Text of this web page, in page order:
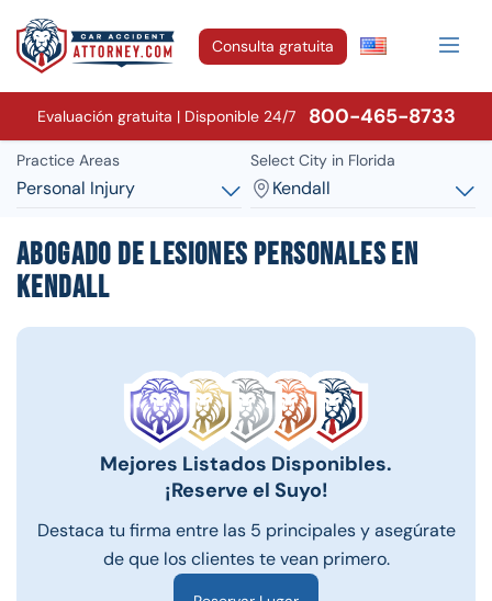
Consulta gratuita
Evaluación gratuita | Disponible 24/7 800-465-8733
Practice Areas
Personal Injury
Select City in Florida
Kendall
Abogado de lesiones personales en
Kendall
Mejores Listados Disponibles.
¡Reserve el Suyo!
Destaca tu firma entre las 5 principales y asegúrate
de que los clientes te vean primero.